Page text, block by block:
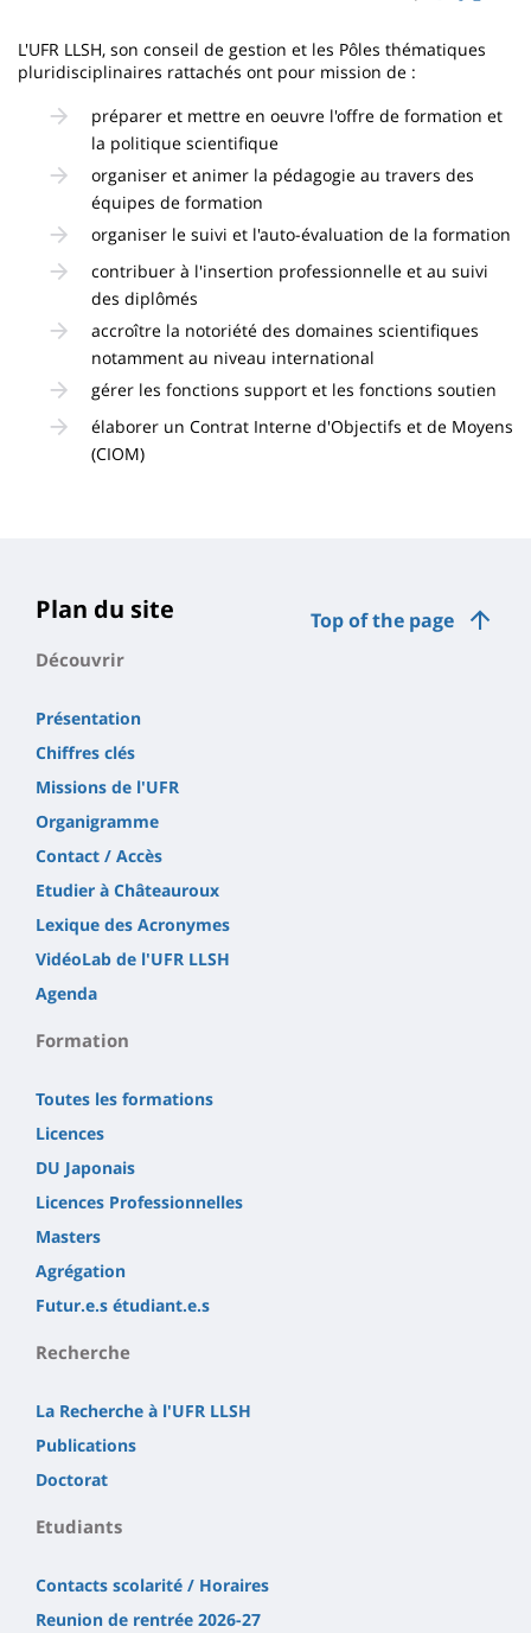
content
Contenu
de
page
principale
L'UFR LLSH, son conseil de gestion et les Pôles thématiques
pluridisciplinaires rattachés ont pour mission de :
préparer et mettre en oeuvre l'offre de formation et
la politique scientifique
organiser et animer la pédagogie au travers des
équipes de formation
organiser le suivi et l'auto-évaluation de la formation
contribuer à l'insertion professionnelle et au suivi
des diplômés
accroître la notoriété des domaines scientifiques
notamment au niveau international
gérer les fonctions support et les fonctions soutien
élaborer un Contrat Interne d'Objectifs et de Moyens
(CIOM)
Top of the page
Plan du site
Découvrir
Présentation
Chiffres clés
Missions de l'UFR
Organigramme
Contact / Accès
Etudier à Châteauroux
Lexique des Acronymes
VidéoLab de l'UFR LLSH
Agenda
Formation
Toutes les formations
Licences
DU Japonais
Licences Professionnelles
Masters
Agrégation
Futur.e.s étudiant.e.s
Recherche
La Recherche à l'UFR LLSH
Publications
Doctorat
Etudiants
Contacts scolarité / Horaires
Reunion de rentrée 2026-27